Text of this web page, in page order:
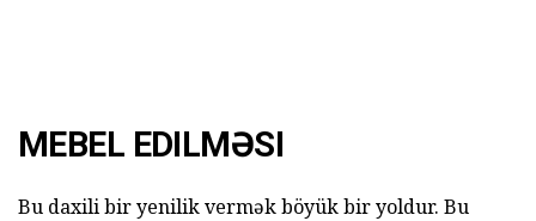
MEBEL EDILMƏSI
Bu daxili bir yenilik vermək böyük bir yoldur. Bu